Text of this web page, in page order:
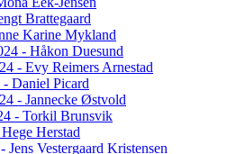
Brattegaard
Karine Mykland
- Håkon Duesund
- Evy Reimers Arnestad
Daniel Picard
- Jannecke Østvold
- Torkil Brunsvik
Herstad
Jens Vestergaard Kristensen